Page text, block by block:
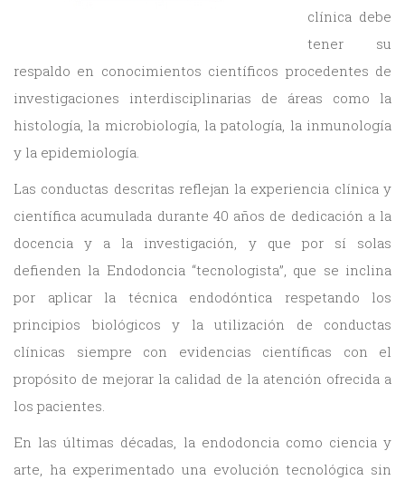
clínica debe
tener su
respaldo en conocimientos científicos procedentes de
investigaciones interdisciplinarias de áreas como la
histología, la microbiología, la patología, la inmunología
y la epidemiología.
Las conductas descritas reflejan la experiencia clínica y
científica acumulada durante 40 años de dedicación a la
docencia y a la investigación, y que por sí solas
defienden la Endodoncia “tecnologista”, que se inclina
por aplicar la técnica endodóntica respetando los
principios biológicos y la utilización de conductas
clínicas siempre con evidencias científicas con el
propósito de mejorar la calidad de la atención ofrecida a
los pacientes.
En las últimas décadas, la endodoncia como ciencia y
arte, ha experimentado una evolución tecnológica sin